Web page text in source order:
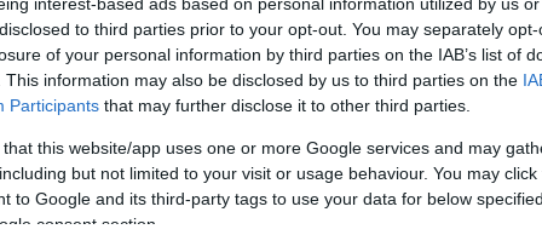
to third parties prior to your opt-out. You may separately
of your personal information by third parties on the IAB’s list of
This information may also be disclosed by us to third parties on the
Participants that may further disclose it to other third parties.
that this website/app uses one or more Google services and may
but not limited to your visit or usage behaviour. You may
to Google and its third-party tags to use your data for below
consent section.
λιβανέζικα εδάφη, καθώς και την ασφαλή
του νότιου Λιβάνου στις εστίες τους.